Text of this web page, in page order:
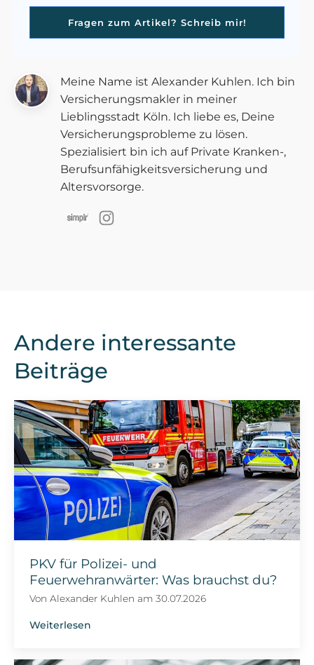
Fragen zum Artikel? Schreib mir!
Meine Name ist Alexander Kuhlen. Ich bin
Versicherungsmakler in meiner
Lieblingsstadt Köln. Ich liebe es, Deine
Versicherungsprobleme zu lösen.
Spezialisiert bin ich auf Private Kranken-,
Berufsunfähigkeitsversicherung und
Altersvorsorge.
Andere interessante
Beiträge
PKV für Polizei- und
Feuerwehranwärter: Was brauchst du?
VonAlexander Kuhlen am30.07.2026
Weiterlesen